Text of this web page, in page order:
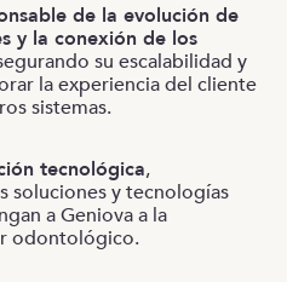
de la evolución de
y la conexión de los
su escalabilidad y
la experiencia del cliente
sistemas.
tecnológica,
soluciones y tecnologías
a Geniova a la
odontológico.